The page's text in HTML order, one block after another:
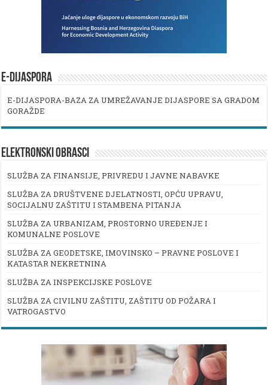
E-DIJASPORA
E-DIJASPORA-BAZA ZA UMREŽAVANJE DIJASPORE SA GRADOM
GORAŽDE
ELEKTRONSKI OBRASCI
SLUŽBA ZA FINANSIJE, PRIVREDU I JAVNE NABAVKE
SLUŽBA ZA DRUŠTVENE DJELATNOSTI, OPĆU UPRAVU,
SOCIJALNU ZAŠTITU I STAMBENA PITANJA
SLUŽBA ZA URBANIZAM, PROSTORNO UREĐENJE I
KOMUNALNE POSLOVE
SLUŽBA ZA GEODETSKE, IMOVINSKO – PRAVNE POSLOVE I
KATASTAR NEKRETNINA
SLUŽBA ZA INSPEKCIJSKE POSLOVE
SLUŽBA ZA CIVILNU ZAŠTITU, ZAŠTITU OD POŽARA I
VATROGASTVO